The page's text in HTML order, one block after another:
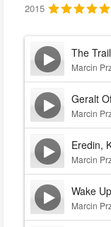
2015
The Trail
Marcin
Geralt
Marcin
Eredin,
Marcin
Wake
Marcin